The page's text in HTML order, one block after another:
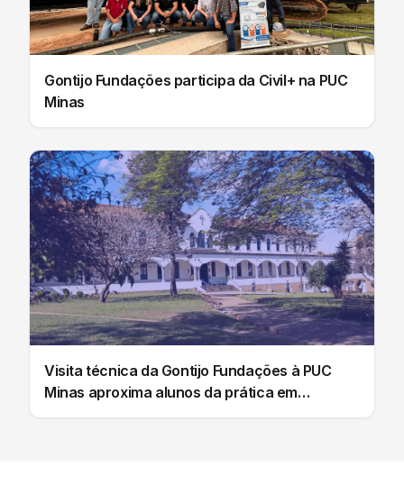
Gontijo Fundações participa da Civil+ na PUC
Minas
Visita técnica da Gontijo Fundações à PUC
Minas aproxima alunos da prática em
fundações